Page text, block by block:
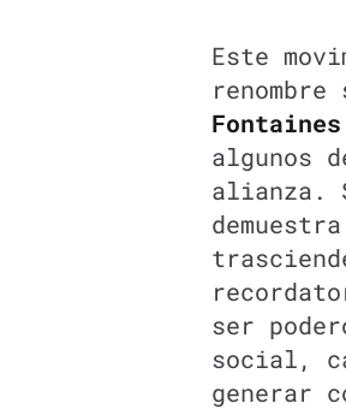
Este
algunos
alianza.
ser
social,
generar